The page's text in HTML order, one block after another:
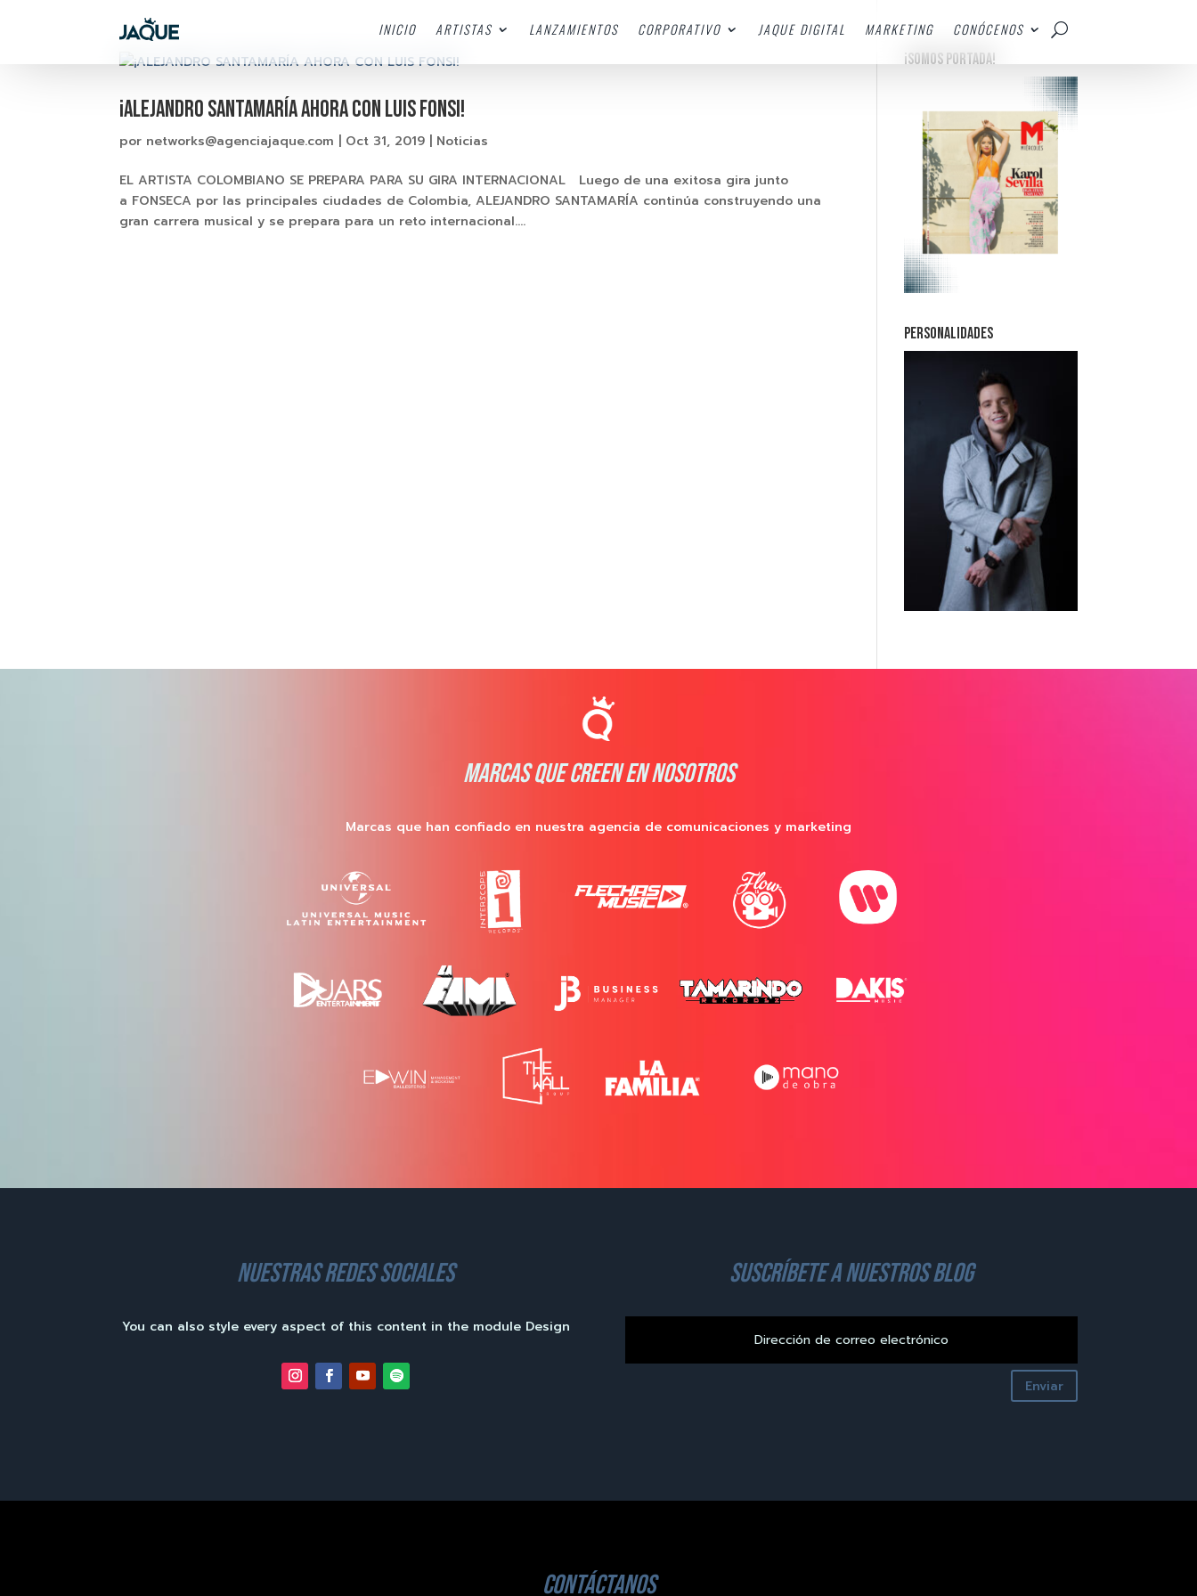
INICIO ARTISTAS LANZAMIENTOS CORPORATIVO JAQUE DIGITAL MARKETING CONÓCENOS
¡ALEJANDRO SANTAMARÍA AHORA CON LUIS FONSI!
por networks@agenciajaque.com Oct 31, 2019 Noticias
EL ARTISTA COLOMBIANO SE PREPARA PARA SU GIRA INTERNACIONAL Luego de una exitosa gira junto
a FONSECA por las principales ciudades de Colombia, ALEJANDRO SANTAMARÍA continúa construyendo una
gran carrera musical y se prepara para un reto internacional....
¡SOMOS PORTADA!
PERSONALIDADES
MARCAS QUE CREEN EN NOSOTROS
Marcas que han confiado en nuestra agencia de comunicaciones y marketing
nuestras redes sociales
You can also style every aspect of this content in the module Design
suscríbete a nuestros blog
Enviar
contáctanos